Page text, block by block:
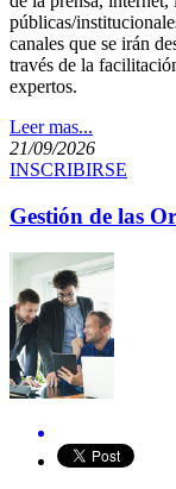
públicas/
canales que se irán
través de la
expertos.
Leer mas...
21/09/2026
INSCRIBIRSE
Gestión de las